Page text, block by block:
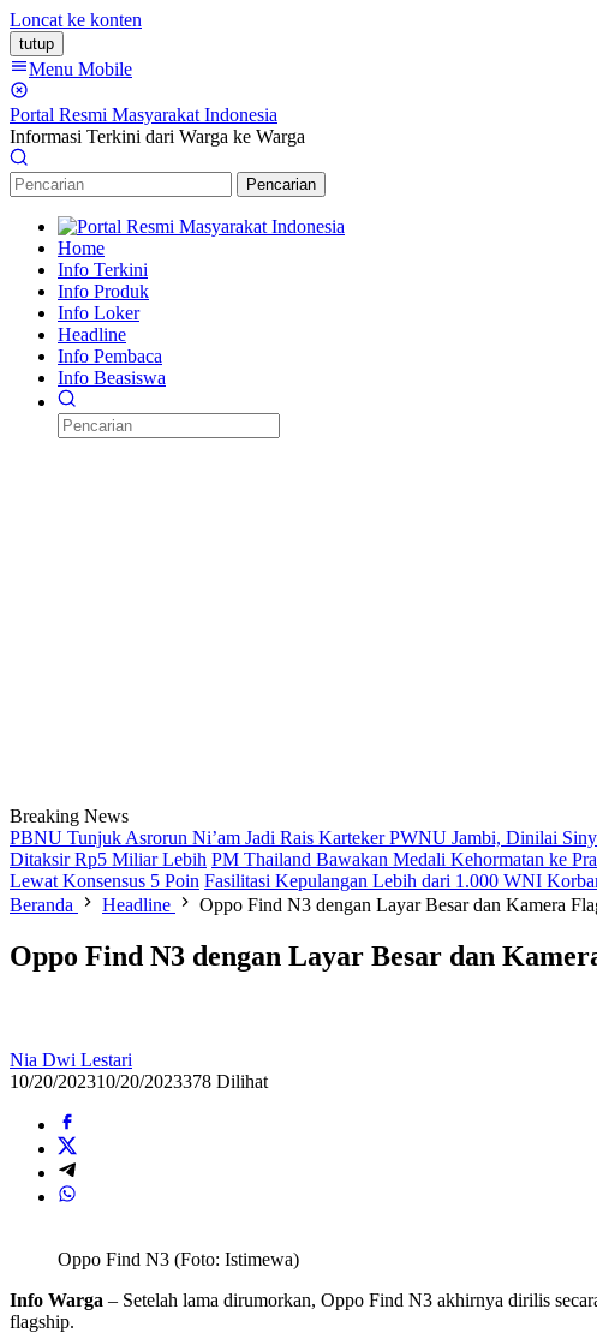
Loncat ke konten
tutup
Menu Mobile
Portal Resmi Masyarakat Indonesia
Informasi Terkini dari Warga ke Warga
Pencarian
Home
Info Terkini
Info Produk
Info Loker
Headline
Info Pembaca
Info Beasiswa
Breaking News
PBNU Tunjuk Asrorun Ni’am Jadi Rais Karteker PWNU Jambi, Dinilai
Ditaksir Rp5 Miliar Lebih PM Thailand Bawakan Medali Kehormatan ke
Lewat Konsensus 5 Poin Fasilitasi Kepulangan Lebih dari 1.000 WNI
Beranda
Headline Oppo Find N3 dengan Layar Besar dan Kamera
Oppo Find N3 dengan Layar Besar dan
Nia Dwi Lestari
10/20/202310/20/2023378 Dilihat
Oppo Find N3 (Foto: Istimewa)
Info Warga – Setelah lama dirumorkan, Oppo Find N3 akhirnya dirilis
flagship.